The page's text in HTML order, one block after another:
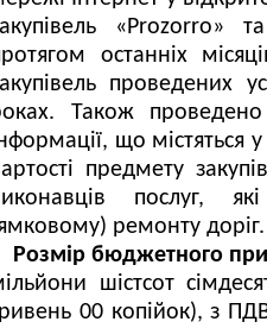
«Prozorro»
останніх
проведених
Також проведено
що містяться
предмету
послуг,
ремонту доріг.
Розмір бюджетного
шістсот
00 копійок), з